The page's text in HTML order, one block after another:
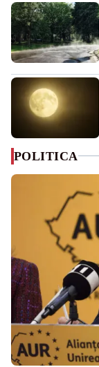
POLITICA